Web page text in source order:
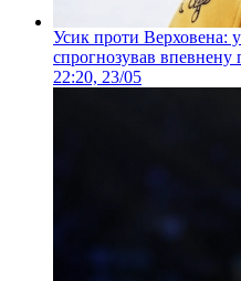
Усик проти Верховена:
спрогнозував впевнену
22:20, 23/05